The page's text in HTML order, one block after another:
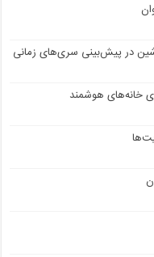
در پیش‌بینی سری‌های زمانی
خانه‌های هوشمند